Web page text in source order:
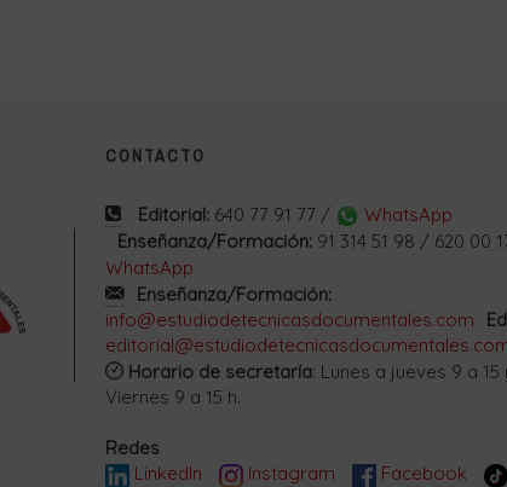
CONTACTO
Editorial: 640 77 91 77 /
WhatsApp
Enseñanza/Formación: 91 314 51 98 / 620 00
WhatsApp
Enseñanza/Formación:
info@estudiodetecnicasdocumentales.com
Horario de secretaría: Lunes a jueves 9 a 15
Viernes 9 a 15 h.
Redes
LinkedIn
Instagram Facebook